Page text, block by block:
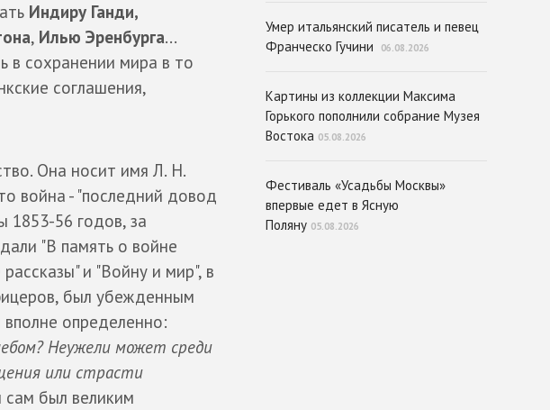
Индиру Ганди,
, Илью Эренбурга...
в сохранении мира в то
соглашения,
Она носит имя Л. Н.
война - "последний довод
1853-56 годов, за
"В память о войне
и "Войну и мир", в
был убежденным
определенно:
Неужели может среди
или страсти
был великим
Умер итальянский писатель и певец
Франческо Гучини
06.08.2026
Картины из коллекции Максима
Горького пополнили собрание Музея
Востока 05.08.2026
Фестиваль «Усадьбы Москвы»
впервые едет в Ясную
Поляну 05.08.2026